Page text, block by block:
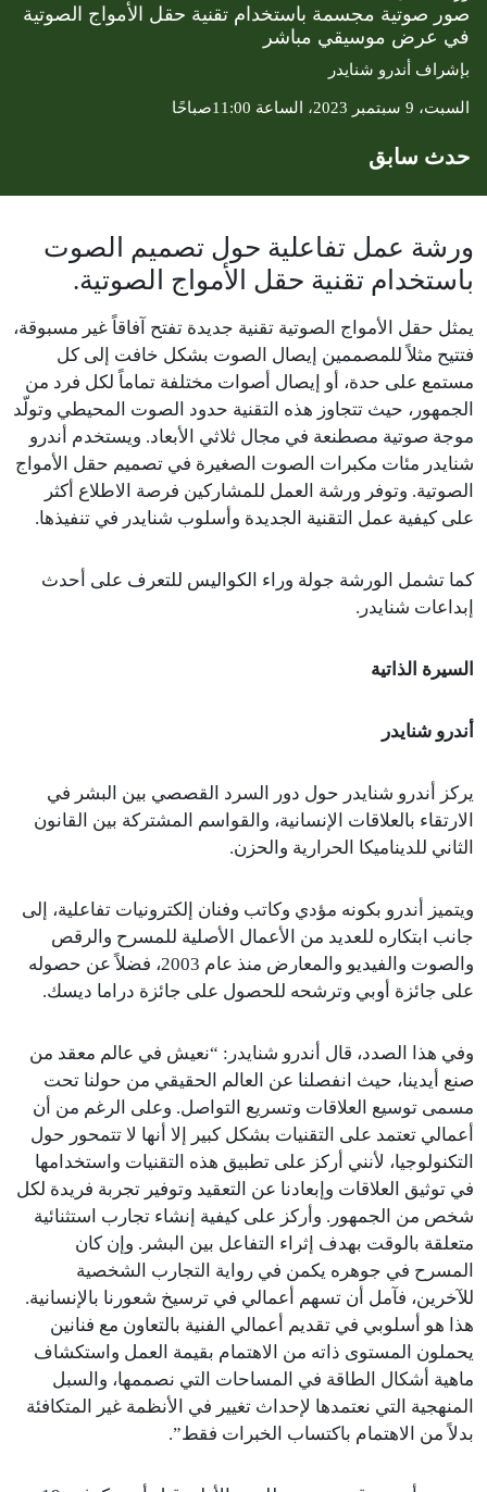
صور صوتية مجسمة باستخدام تقنية حقل الأمواج الصوتية
في عرض موسيقي مباشر
بإشراف أندرو شنايدر
السبت، 9 سبتمبر 2023، الساعة 11:00صباحًا
حدث سابق
ورشة عمل تفاعلية حول تصميم الصوت
باستخدام تقنية حقل الأمواج الصوتية.
يمثل حقل الأمواج الصوتية تقنية جديدة تفتح آفاقاً غير مسبوقة،
فتتيح مثلاً للمصممين إيصال الصوت بشكل خافت إلى كل
مستمع على حدة، أو إيصال أصوات مختلفة تماماً لكل فرد من
الجمهور، حيث تتجاوز هذه التقنية حدود الصوت المحيطي وتولّد
موجة صوتية مصطنعة في مجال ثلاثي الأبعاد. ويستخدم أندرو
شنايدر مئات مكبرات الصوت الصغيرة في تصميم حقل الأمواج
الصوتية. وتوفر ورشة العمل للمشاركين فرصة الاطلاع أكثر
على كيفية عمل التقنية الجديدة وأسلوب شنايدر في تنفيذها.
كما تشمل الورشة جولة وراء الكواليس للتعرف على أحدث
إبداعات شنايدر.
السيرة الذاتية
أندرو شنايدر
يركز أندرو شنايدر حول دور السرد القصصي بين البشر في
الارتقاء بالعلاقات الإنسانية، والقواسم المشتركة بين القانون
الثاني للديناميكا الحرارية والحزن.
ويتميز أندرو بكونه مؤدي وكاتب وفنان إلكترونيات تفاعلية، إلى
جانب ابتكاره للعديد من الأعمال الأصلية للمسرح والرقص
والصوت والفيديو والمعارض منذ عام 2003، فضلاً عن حصوله
على جائزة أوبي وترشحه للحصول على جائزة دراما ديسك.
وفي هذا الصدد، قال أندرو شنايدر: “نعيش في عالم معقد من
صنع أيدينا، حيث انفصلنا عن العالم الحقيقي من حولنا تحت
مسمى توسيع العلاقات وتسريع التواصل. وعلى الرغم من أن
أعمالي تعتمد على التقنيات بشكل كبير إلا أنها لا تتمحور حول
التكنولوجيا، لأنني أركز على تطبيق هذه التقنيات واستخدامها
في توثيق العلاقات وإبعادنا عن التعقيد وتوفير تجربة فريدة لكل
شخص من الجمهور. وأركز على كيفية إنشاء تجارب استثنائية
متعلقة بالوقت بهدف إثراء التفاعل بين البشر. وإن كان
المسرح في جوهره يكمن في رواية التجارب الشخصية
للآخرين، فآمل أن تسهم أعمالي في ترسيخ شعورنا بالإنسانية.
هذا هو أسلوبي في تقديم أعمالي الفنية بالتعاون مع فنانين
يحملون المستوى ذاته من الاهتمام بقيمة العمل واستكشاف
ماهية أشكال الطاقة في المساحات التي نصممها، والسبل
المنهجية التي نعتمدها لإحداث تغيير في الأنظمة غير المتكافئة
بدلاً من الاهتمام باكتساب الخبرات فقط”.